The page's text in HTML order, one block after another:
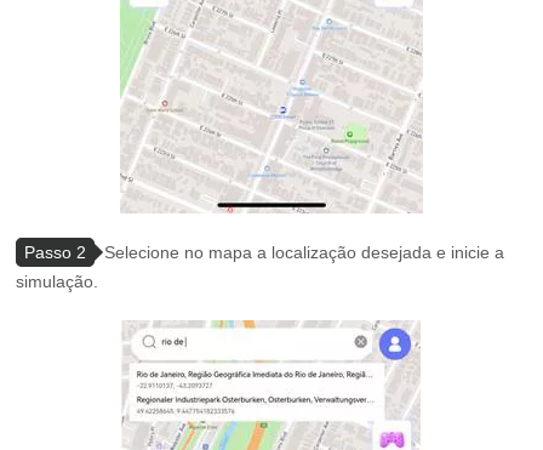
Passo 2
Selecione no mapa a localização desejada e inicie a
simulação.